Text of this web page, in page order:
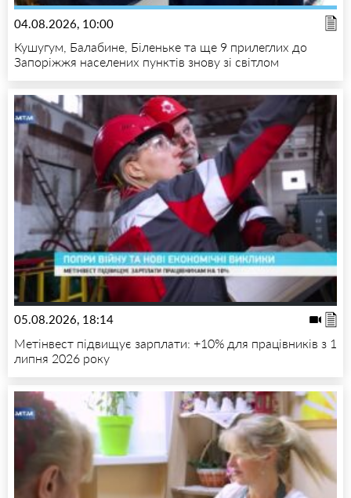
04.08.2026, 10:00
Кушугум, Балабине, Біленьке та ще 9 прилеглих до
Запоріжжя населених пунктів знову зі світлом
05.08.2026, 18:14
Метінвест підвищує зарплати: +10% для працівників з 1
липня 2026 року